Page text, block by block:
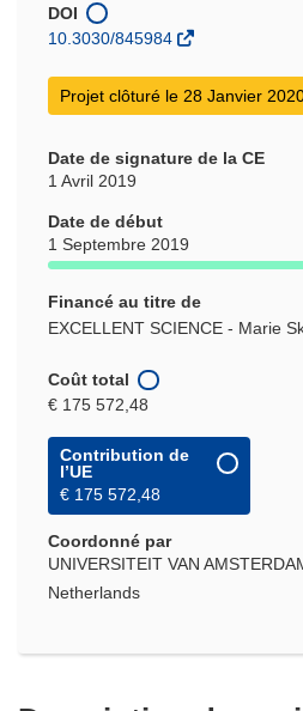
nouvelle
fenêtre)
DOI
10.3030/845984
Projet clôturé le 28 Janvier
Date de signature de la CE
1 Avril 2019
Date de début
1 Septembre 2019
Financé au titre de
EXCELLENT SCIENCE - Marie
Coût total
€ 175 572,48
Contribution de
l’UE
€ 175 572,48
Coordonné par
UNIVERSITEIT VAN
Netherlands